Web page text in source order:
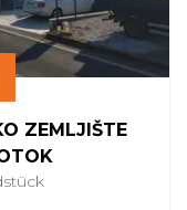
ZEMLJIŠTE